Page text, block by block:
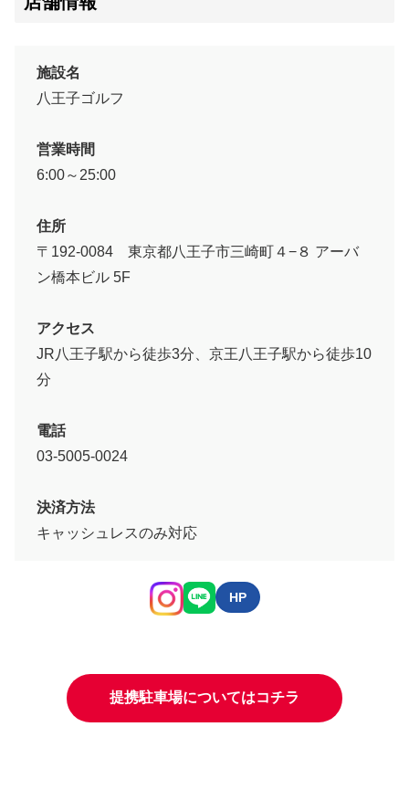
施設名
八王子ゴルフ
営業時間
6:00～25:00
住所
〒192-0084 東京都八王子市三崎町４−８ アーバ
ン橋本ビル 5F
アクセス
JR八王子駅から徒歩3分、京王八王子駅から徒歩10
分
電話
03-5005-0024
決済方法
キャッシュレスのみ対応
HP
提携駐車場についてはコチラ